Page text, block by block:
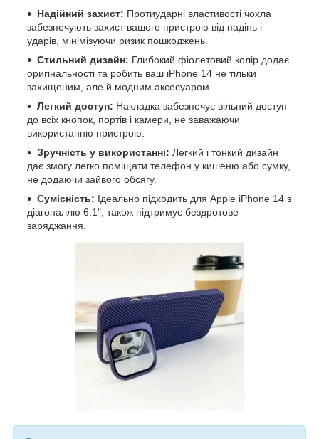
Надійний захист: Протиударні властивості чохла
забезпечують захист вашого пристрою від падінь і
ударів, мінімізуючи ризик пошкоджень.
Стильний дизайн: Глибокий фіолетовий колір додає
оригінальності та робить ваш iPhone 14 не тільки
захищеним, але й модним аксесуаром.
Легкий доступ: Накладка забезпечує вільний доступ
до всіх кнопок, портів і камери, не заважаючи
використанню пристрою.
Зручність у використанні: Легкий і тонкий дизайн
дає змогу легко поміщати телефон у кишеню або сумку,
не додаючи зайвого обсягу.
Сумісність: Ідеально підходить для Apple iPhone 14 з
діагоналлю 6.1", також підтримує бездротове
заряджання.